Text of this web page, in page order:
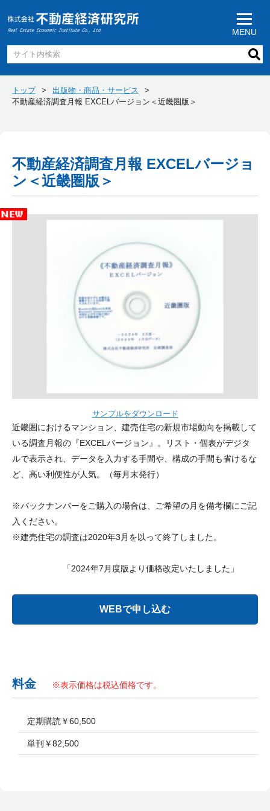
MENU
トップ
出版物・商品・サービス
不動産経済調査月報 EXCELバージョン＜近畿圏版＞
不動産経済調査月報 EXCELバージョ
ン＜近畿圏版＞
サンプルをダウンロード
近畿圏におけるマンション、建売住宅の新規市場動向を掲載して
いる調査月報の『EXCELバージョン』。リスト・個表がデジタ
ルで表示され、データを入力する手間や、構成の手間も省けるな
ど、高い利便性が人気。（毎月末発行）
※バックナンバーをご購入の場合は、ご希望の月を備考欄にご記
入ください。
※建売住宅の調査は2020年3月を以って終了しました。
「2024年7月度版より価格改定いたしました」
料金 ※表示価格は税込価格です。
定期購読￥60,500
単刊￥82,500